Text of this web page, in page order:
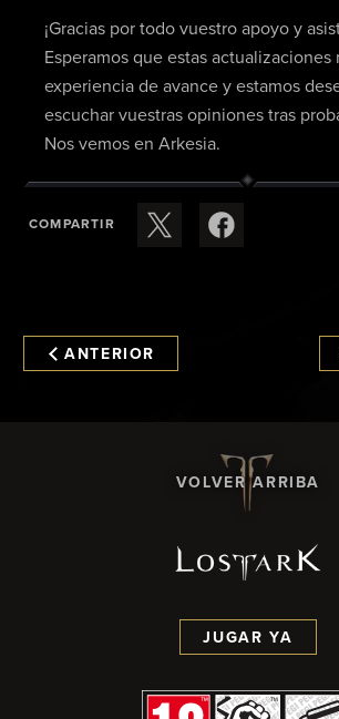
¡Gracias por todo vuestro apoyo y
Esperamos que estas actualizaciones
experiencia de avance y estamos
escuchar vuestras opiniones tras
Nos vemos en Arkesia.
COMPARTIR
ANTERIOR
VOLVER ARRIBA
JUGAR YA